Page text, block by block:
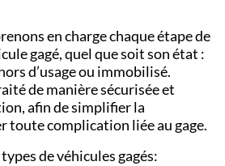
en charge chaque étape de
gagé, quel que soit son état :
d’usage ou immobilisé.
de manière sécurisée et
afin de simplifier la
toute complication liée au gage.
de véhicules gagés: